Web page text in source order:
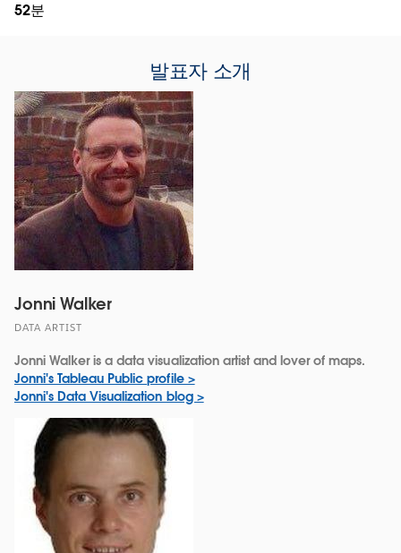
52분
발표자 소개
Jonni Walker
DATA ARTIST
Jonni Walker is a data visualization artist and lover of maps.
Jonni's Tableau Public profile >
Jonni's Data Visualization blog >